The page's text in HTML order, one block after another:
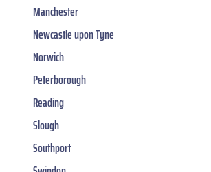
Manchester
Newcastle upon Tyne
Norwich
Peterborough
Reading
Slough
Southport